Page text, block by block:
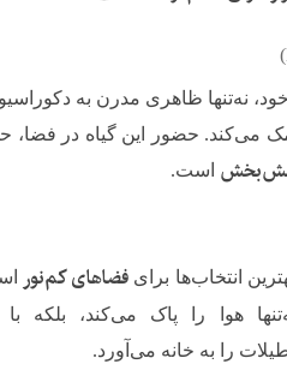
نه‌تنها ظاهری مدرن به
می‌کند. حضور این گیاه در فضا،
است.
انتخاب‌ها برایفضاهای کم‌نور
هوا را پاک می‌کند، بلکه
را به خانه می‌آورد.